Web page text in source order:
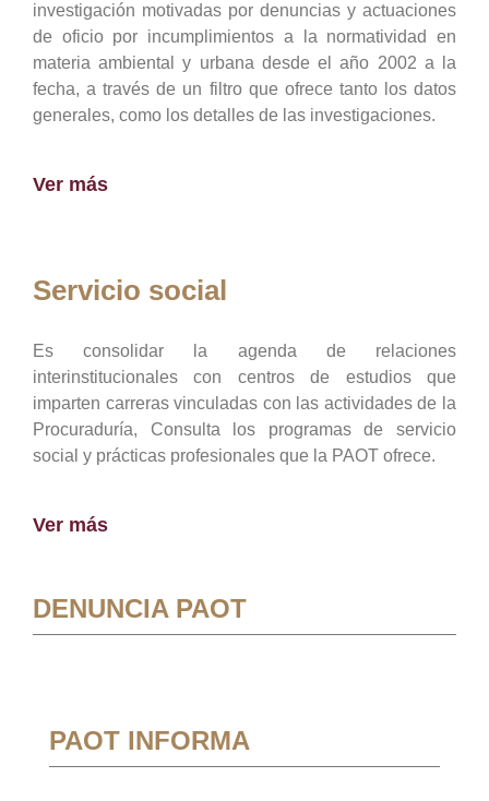
investigación motivadas por denuncias y actuaciones
de oficio por incumplimientos a la normatividad en
materia ambiental y urbana desde el año 2002 a la
fecha, a través de un filtro que ofrece tanto los datos
generales, como los detalles de las investigaciones.
Ver más
Servicio social
Es consolidar la agenda de relaciones
interinstitucionales con centros de estudios que
imparten carreras vinculadas con las actividades de la
Procuraduría, Consulta los programas de servicio
social y prácticas profesionales que la PAOT ofrece.
Ver más
DENUNCIA PAOT
PAOT INFORMA